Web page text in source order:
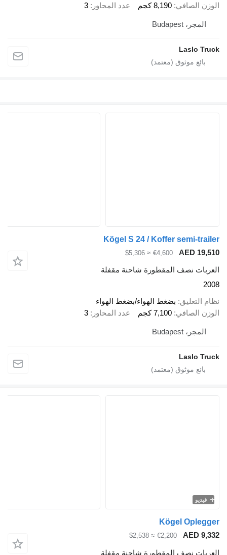
الوزن الصافي 8,190 كجم عدد المحاور 3
المجر، Budapest
Laslo Truck
Kögel S 24 / Koffer semi-trailer
AED 19,510
€4,600
≈ $5,306
العربات نصف المقطورة شاحنة مقفلة
2008
نظام التعليق بضغط الهواء/بضغط الهواء
الوزن الصافي 7,100 كجم عدد المحاور 3
المجر، Budapest
Laslo Truck
فيديو
Kögel Oplegger
AED 9,332
€2,200
≈ $2,538
العربات نصف المقطورة شاحنة مقفلة